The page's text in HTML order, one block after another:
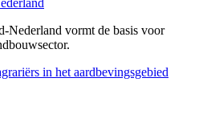
Nederland vormt de basis voor
in het aardbevingsgebied